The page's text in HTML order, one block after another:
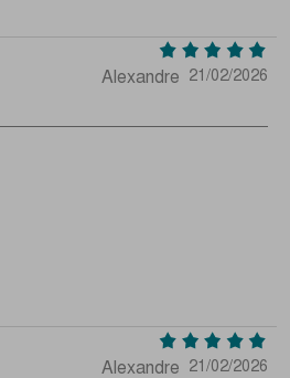
Alexandre 21/02/2026
Alexandre 21/02/2026